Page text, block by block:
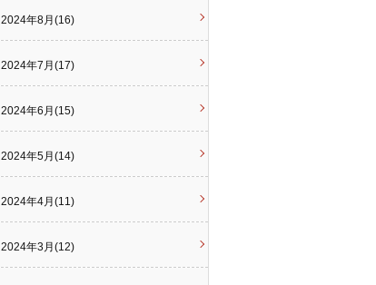
2024年8月(16)
2024年7月(17)
2024年6月(15)
2024年5月(14)
2024年4月(11)
2024年3月(12)